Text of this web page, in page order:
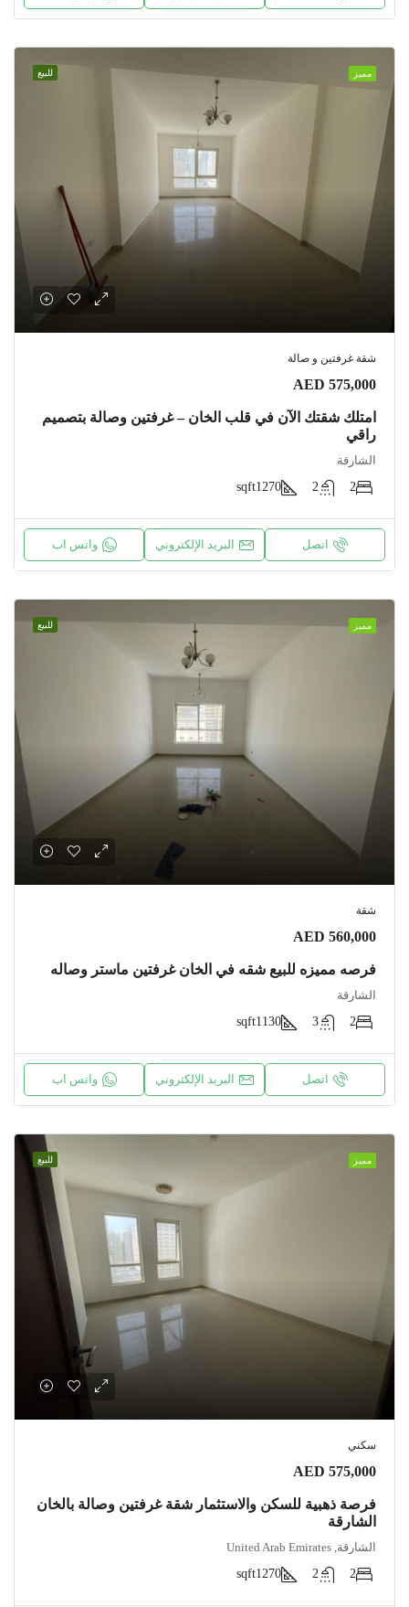
مميز للبيع
شقة غرفتين و صالة
AED 575,000
امتلك شقتك الآن في قلب الخان – غرفتين وصالة بتصميم
راقي
الشارقة
2
2
1270
sqft
اتصل البريد الإلكتروني واتس اب
مميز للبيع
شقة
AED 560,000
فرصه مميزه للبيع شقه في الخان غرفتين ماستر وصاله
الشارقة
2
3
1130
sqft
اتصل البريد الإلكتروني واتس اب
مميز للبيع
سكني
AED 575,000
فرصة ذهبية للسكن والاستثمار شقة غرفتين وصالة بالخان
الشارقة
الشارقة, United Arab Emirates
2
2
1270
sqft